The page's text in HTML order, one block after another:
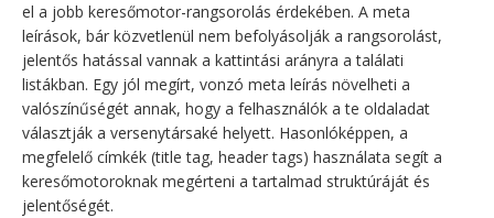
el a jobb keresőmotor-rangsorolás érdekében. A meta
leírások, bár közvetlenül nem befolyásolják a rangsorolást,
jelentős hatással vannak a kattintási arányra a találati
listákban. Egy jól megírt, vonzó meta leírás növelheti a
valószínűségét annak, hogy a felhasználók a te oldaladat
választják a versenytársaké helyett. Hasonlóképpen, a
megfelelő címkék (title tag, header tags) használata segít a
keresőmotoroknak megérteni a tartalmad struktúráját és
jelentőségét.